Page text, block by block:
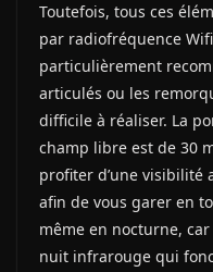
Toutefois, tous ces
par radiofréquence
particulièrement
articulés ou les
difficile à réaliser. La
champ libre est de 30
profiter d’une visibilité
afin de vous garer en
même en nocturne,
nuit infrarouge qui